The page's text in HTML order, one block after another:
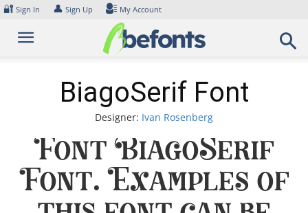
Skip
content
🔐 Sign In 👤 Sign Up My Account
BiagoSerif Font
Designer: Ivan Rosenberg
Font BiagoSerif
Font. Examples of